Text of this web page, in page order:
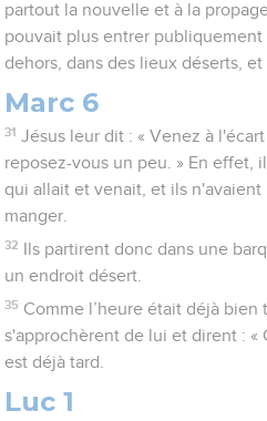
partout la nouvelle et à la
pouvait plus entrer
dehors, dans des lieux déserts,
Marc 6
31 Jésus leur dit : « Venez à
reposez-vous un peu. » En effet,
qui allait et venait, et ils n'avaient
manger.
32
Ils partirent donc dans une
un endroit désert.
35 Comme l’heure était déjà bien
s'approchèrent de lui et dirent : «
est déjà tard.
Luc 1